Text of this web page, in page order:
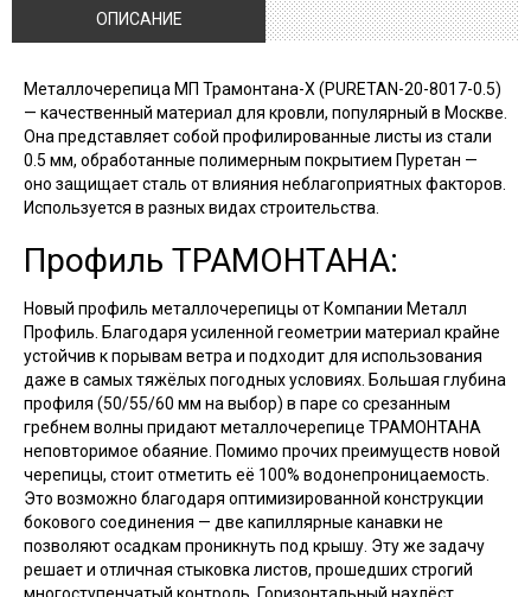
ОПИСАНИЕ
Металлочерепица МП Трамонтана-X (PURETAN-20-8017-0.5)
— качественный материал для кровли, популярный в Москве.
Она представляет собой профилированные листы из стали
0.5 мм, обработанные полимерным покрытием Пуретан —
оно защищает сталь от влияния неблагоприятных факторов.
Используется в разных видах строительства.
Профиль ТРАМОНТАНА:
Новый профиль металлочерепицы от Компании Металл
Профиль. Благодаря усиленной геометрии материал крайне
устойчив к порывам ветра и подходит для использования
даже в самых тяжёлых погодных условиях. Большая глубина
профиля (50/55/60 мм на выбор) в паре со срезанным
гребнем волны придают металлочерепице ТРАМОНТАНА
неповторимое обаяние. Помимо прочих преимуществ новой
черепицы, стоит отметить её 100% водонепроницаемость.
Это возможно благодаря оптимизированной конструкции
бокового соединения — две капиллярные канавки не
позволяют осадкам проникнуть под крышу. Эту же задачу
решает и отличная стыковка листов, прошедших строгий